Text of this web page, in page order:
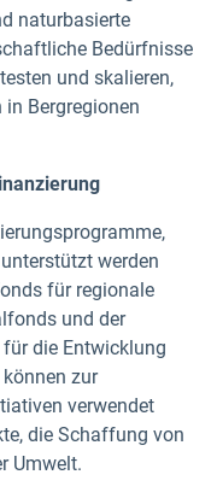
naturbasierte
Bedürfnisse
und skalieren,
Bergregionen
werden
für regionale
und der
die Entwicklung
zur
verwendet
die Schaffung von
Umwelt.